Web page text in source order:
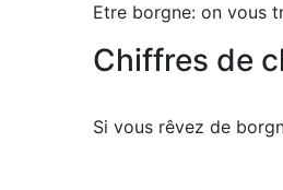
Etre borgne: on vous
Chiffres de
Si vous rêvez de